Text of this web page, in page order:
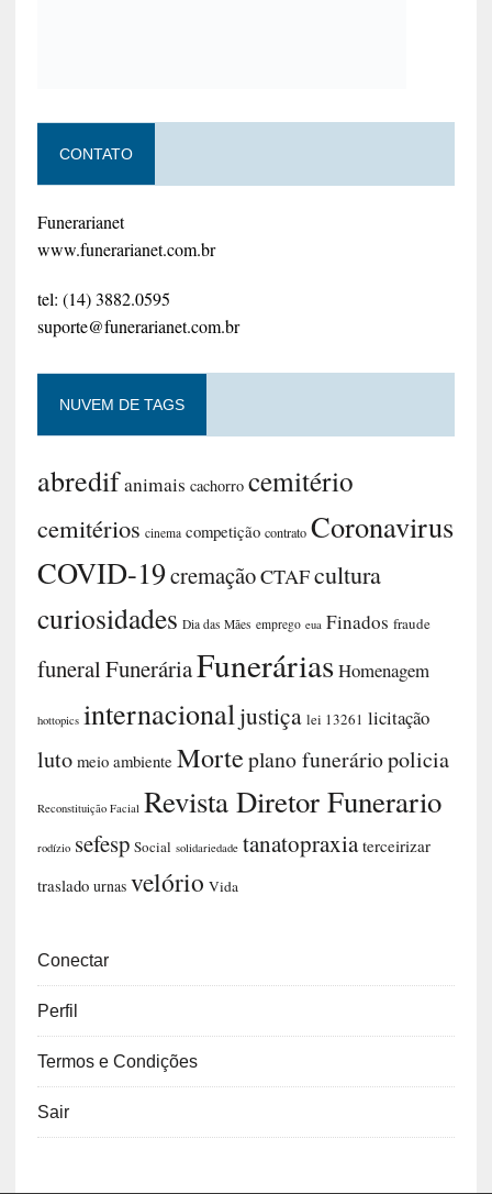
CONTATO
Funerarianet
www.funerarianet.com.br
tel: (14) 3882.0595
suporte@funerarianet.com.br
NUVEM DE TAGS
abredifanimais cachorro cemitério
cemitérios cinema competição contrato Coronavirus
COVID-19cremaçãoCTAFcultura
curiosidades Dia das Mães emprego eua Finados fraude
funeralFuneráriaFuneráriasHomenagem
hottopics internacionaljustiça lei 13261 licitação
luto meio ambiente Morteplano funeráriopolicia
Reconstituição Facial Revista Diretor Funerario
rodízio sefesp Social solidariedade tanatopraxia terceirizar
traslado urnas velório Vida
Conectar
Perfil
Termos e Condições
Sair